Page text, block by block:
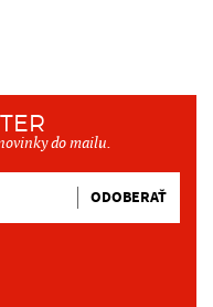
do mailu.
ODOBERAŤ